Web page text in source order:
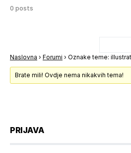
0 posts
Naslovna › Forumi › Oznake teme:
Brate mili! Ovdje nema nikakvih tema!
PRIJAVA